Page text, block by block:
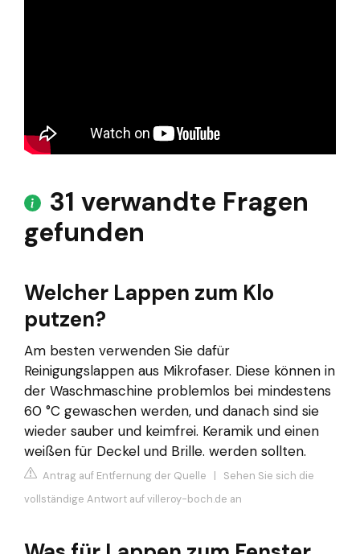
31 verwandte Fragen
gefunden
Welcher Lappen zum Klo
putzen?
Am besten verwenden Sie dafür
Reinigungslappen aus Mikrofaser. Diese können in
der Waschmaschine problemlos bei mindestens
60 °C gewaschen werden, und danach sind sie
wieder sauber und keimfrei. Keramik und einen
weißen für Deckel und Brille. werden sollten.
Antrag auf Entfernung der Quelle | Sehen Sie sich die
vollständige Antwort auf villeroy-boch.de an